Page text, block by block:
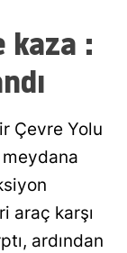
Ağrı
Ankara
Antalya
Artvin
Aydın
kaza :
Çevre Yolu
araç karşı
ardından